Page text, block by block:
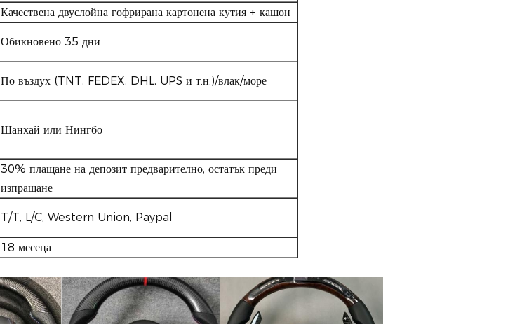
Качествена двуслойна гофрирана картонена кутия + кашон
Обикновено 35 дни
По въздух (TNT, FEDEX, DHL, UPS и т.н.)/влак/море
Шанхай или Нингбо
30% плащане на депозит предварително, остатък преди
изпращане
T/T, L/C, Western Union, Paypal
18 месеца